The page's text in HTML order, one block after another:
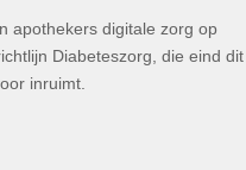
apothekers digitale zorg op
Diabeteszorg, die eind dit
inruimt.